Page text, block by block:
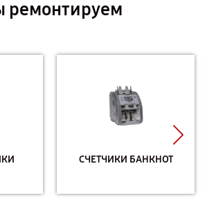
ремонтируем
СЧЕТЧИКИ БАНКНОТ